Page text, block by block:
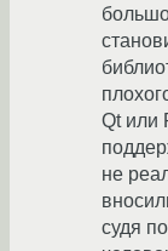
Qt или
не
судя